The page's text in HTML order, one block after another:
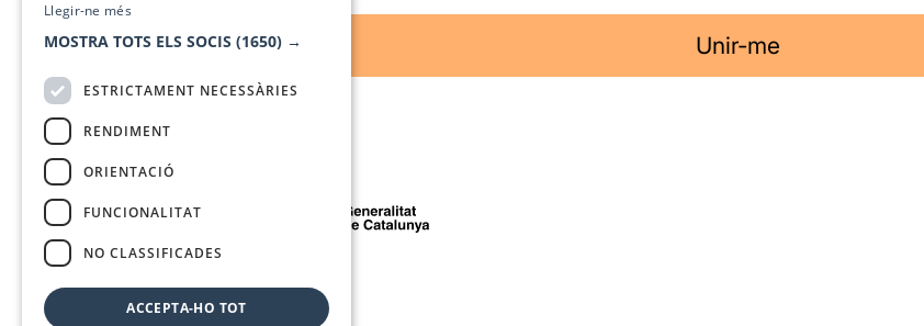
Unir-me
Amb el suport de
Llegir-ne més
MOSTRA TOTS ELS SOCIS (1650) →
ESTRICTAMENT NECESSÀRIES
RENDIMENT
ORIENTACIÓ
FUNCIONALITAT
NO CLASSIFICADES
ACCEPTA-HO TOT